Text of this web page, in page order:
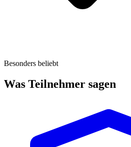
Besonders beliebt
Was Teilnehmer sagen